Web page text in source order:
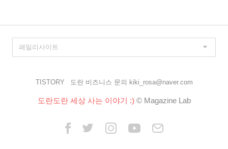
TISTORY 도란 비즈니스 문의 kiki_rosa@naver.com
도란도란 세상 사는 이야기 :) © Magazine Lab